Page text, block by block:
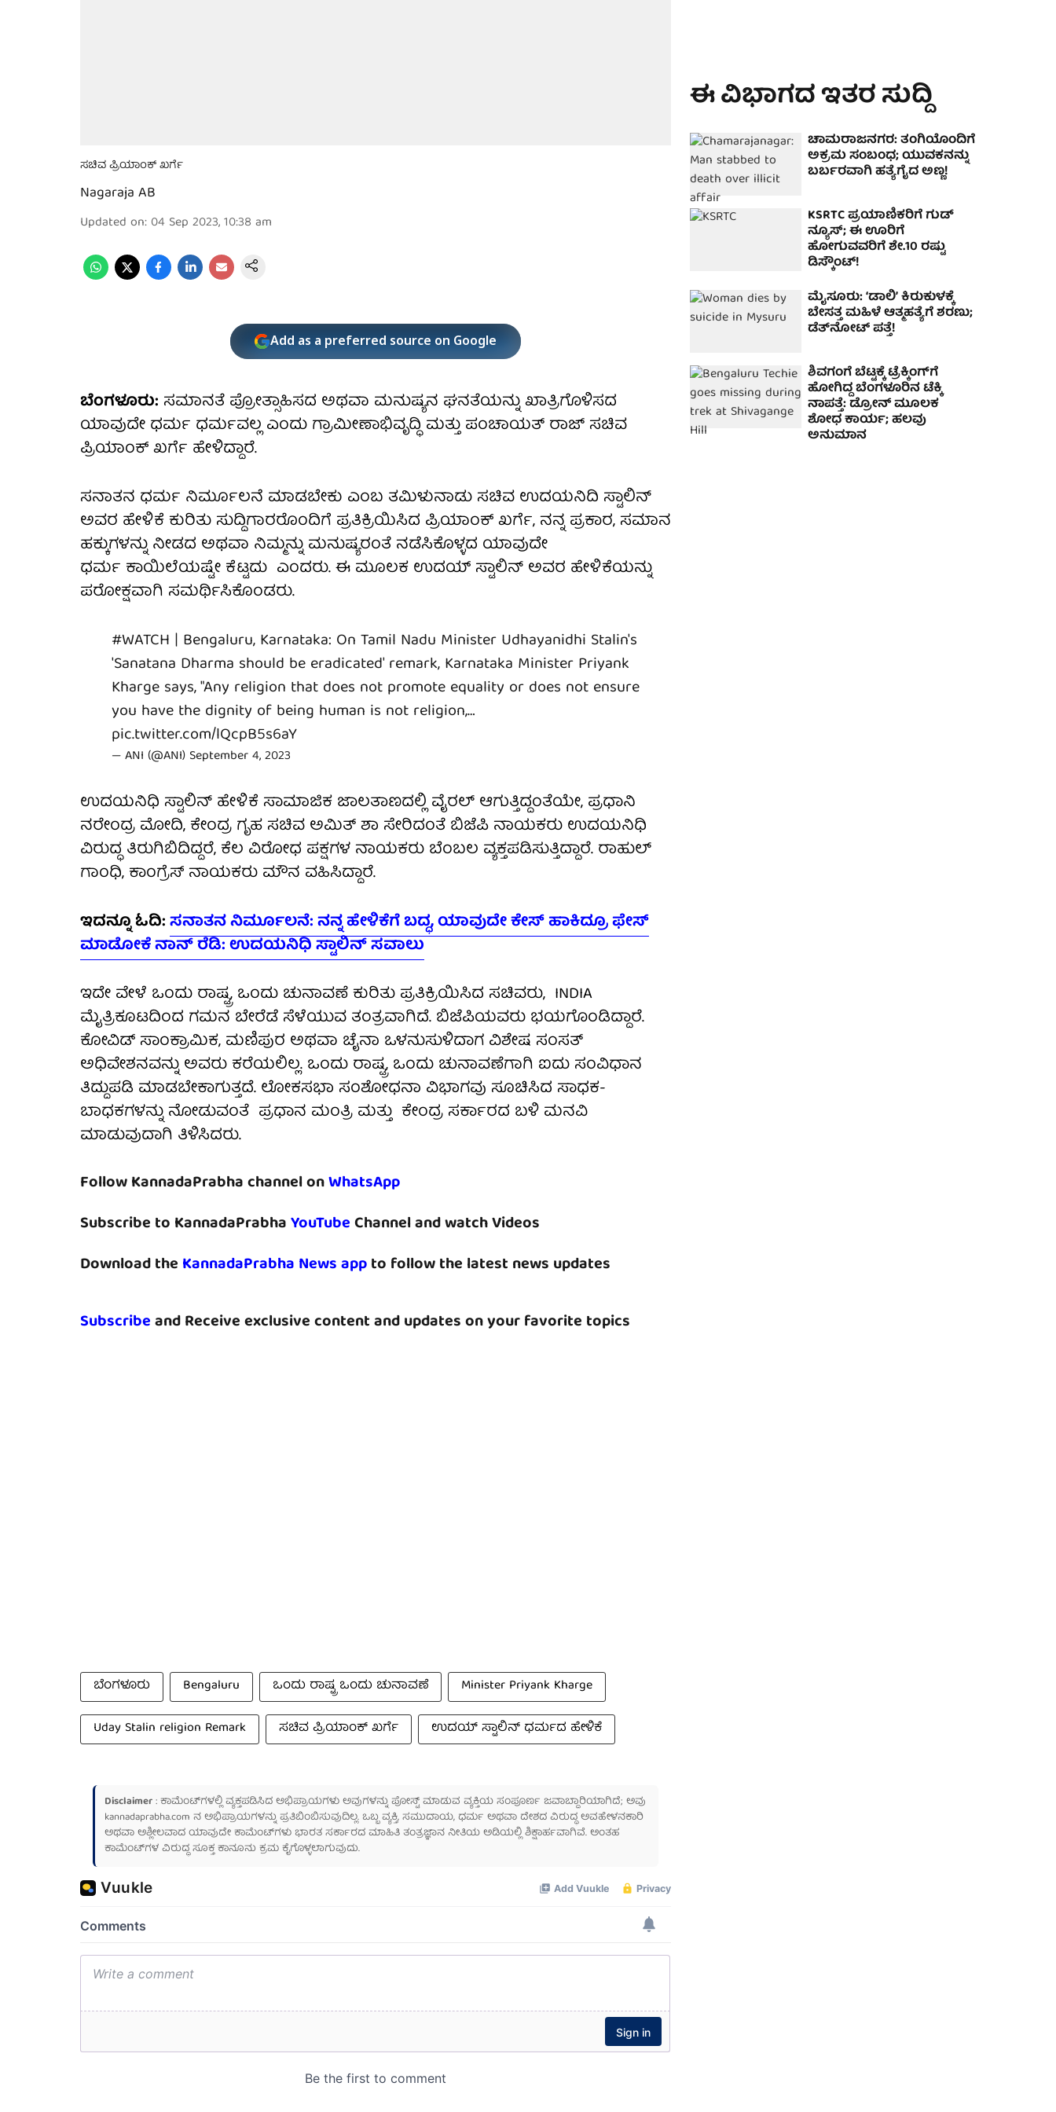
ಸಚಿವ ಪ್ರಿಯಾಂಕ್ ಖರ್ಗೆ
Nagaraja AB
Updated on: 04 Sep 2023, 10:38 am
Add as a preferred source on Google
ಬೆಂಗಳೂರು: ಸಮಾನತೆ ಪ್ರೋತ್ಸಾಹಿಸದ ಅಥವಾ ಮನುಷ್ಯನ ಘನತೆಯನ್ನು ಖಾತ್ರಿಗೊಳಿಸದ
ಯಾವುದೇ ಧರ್ಮ ಧರ್ಮವಲ್ಲ ಎಂದು ಗ್ರಾಮೀಣಾಭಿವೃದ್ಧಿ ಮತ್ತು ಪಂಚಾಯತ್ ರಾಜ್ ಸಚಿವ
ಪ್ರಿಯಾಂಕ್ ಖರ್ಗೆ ಹೇಳಿದ್ದಾರೆ.
ಸನಾತನ ಧರ್ಮ ನಿರ್ಮೂಲನೆ ಮಾಡಬೇಕು ಎಂಬ ತಮಿಳುನಾಡು ಸಚಿವ ಉದಯನಿದಿ ಸ್ಟಾಲಿನ್
ಅವರ ಹೇಳಿಕೆ ಕುರಿತು ಸುದ್ದಿಗಾರರೊಂದಿಗೆ ಪ್ರತಿಕ್ರಿಯಿಸಿದ ಪ್ರಿಯಾಂಕ್ ಖರ್ಗೆ, ನನ್ನ ಪ್ರಕಾರ, ಸಮಾನ
ಹಕ್ಕುಗಳನ್ನು ನೀಡದ ಅಥವಾ ನಿಮ್ಮನ್ನು ಮನುಷ್ಯರಂತೆ ನಡೆಸಿಕೊಳ್ಳದ ಯಾವುದೇ
ಧರ್ಮ ಕಾಯಿಲೆಯಷ್ಟೇ ಕೆಟ್ಟದು ಎಂದರು. ಈ ಮೂಲಕ ಉದಯ್ ಸ್ಟಾಲಿನ್ ಅವರ ಹೇಳಿಕೆಯನ್ನು
ಪರೋಕ್ಷವಾಗಿ ಸಮರ್ಥಿಸಿಕೊಂಡರು.
#WATCH | Bengaluru, Karnataka: On Tamil Nadu Minister Udhayanidhi Stalin's
'Sanatana Dharma should be eradicated' remark, Karnataka Minister Priyank
Kharge says, "Any religion that does not promote equality or does not ensure
you have the dignity of being human is not religion,…
pic.twitter.com/lQcpB5s6aY
— ANI (@ANI) September 4, 2023
ಉದಯನಿಧಿ ಸ್ಟಾಲಿನ್ ಹೇಳಿಕೆ ಸಾಮಾಜಿಕ ಜಾಲತಾಣದಲ್ಲಿ ವೈರಲ್ ಆಗುತ್ತಿದ್ದಂತೆಯೇ, ಪ್ರಧಾನಿ
ನರೇಂದ್ರ ಮೋದಿ, ಕೇಂದ್ರ ಗೃಹ ಸಚಿವ ಅಮಿತ್ ಶಾ ಸೇರಿದಂತೆ ಬಿಜೆಪಿ ನಾಯಕರು ಉದಯನಿಧಿ
ವಿರುದ್ಧ ತಿರುಗಿಬಿದಿದ್ದರೆ, ಕೆಲ ವಿರೋಧ ಪಕ್ಷಗಳ ನಾಯಕರು ಬೆಂಬಲ ವ್ಯಕ್ತಪಡಿಸುತ್ತಿದ್ದಾರೆ. ರಾಹುಲ್
ಗಾಂಧಿ, ಕಾಂಗ್ರೆಸ್ ನಾಯಕರು ಮೌನ ವಹಿಸಿದ್ದಾರೆ.
ಇದನ್ನೂ ಓದಿ:ಸನಾತನ ನಿರ್ಮೂಲನೆ: ನನ್ನ ಹೇಳಿಕೆಗೆ ಬದ್ಧ, ಯಾವುದೇ ಕೇಸ್ ಹಾಕಿದ್ರೂ ಫೇಸ್
ಮಾಡೋಕೆ ನಾನ್ ರೆಡಿ: ಉದಯನಿಧಿ ಸ್ಟಾಲಿನ್ ಸವಾಲು
ಇದೇ ವೇಳೆ ಒಂದು ರಾಷ್ಟ್ರ, ಒಂದು ಚುನಾವಣೆ ಕುರಿತು ಪ್ರತಿಕ್ರಿಯಿಸಿದ ಸಚಿವರು, INDIA
ಮೈತ್ರಿಕೂಟದಿಂದ ಗಮನ ಬೇರೆಡೆ ಸೆಳೆಯುವ ತಂತ್ರವಾಗಿದೆ. ಬಿಜೆಪಿಯವರು ಭಯಗೊಂಡಿದ್ದಾರೆ.
ಕೋವಿಡ್ ಸಾಂಕ್ರಾಮಿಕ, ಮಣಿಪುರ ಅಥವಾ ಚೈನಾ ಒಳನುಸುಳಿದಾಗ ವಿಶೇಷ ಸಂಸತ್
ಅಧಿವೇಶನವನ್ನು ಅವರು ಕರೆಯಲಿಲ್ಲ. ಒಂದು ರಾಷ್ಟ್ರ, ಒಂದು ಚುನಾವಣೆಗಾಗಿ ಐದು ಸಂವಿಧಾನ
ತಿದ್ದುಪಡಿ ಮಾಡಬೇಕಾಗುತ್ತದೆ. ಲೋಕಸಭಾ ಸಂಶೋಧನಾ ವಿಭಾಗವು ಸೂಚಿಸಿದ ಸಾಧಕ-
ಬಾಧಕಗಳನ್ನು ನೋಡುವಂತೆ ಪ್ರಧಾನ ಮಂತ್ರಿ ಮತ್ತು ಕೇಂದ್ರ ಸರ್ಕಾರದ ಬಳಿ ಮನವಿ
ಮಾಡುವುದಾಗಿ ತಿಳಿಸಿದರು.
Follow KannadaPrabha channel onWhatsApp
Subscribe to KannadaPrabhaYouTubeChannel and watch Videos
Download the KannadaPrabha News appto follow the latest news updates
Subscribeand Receive exclusive content and updates on your favorite topics
ಬೆಂಗಳೂರು Bengaluru ಒಂದು ರಾಷ್ಟ್ರ ಒಂದು ಚುನಾವಣೆ
Minister Priyank Kharge
Uday Stalin religion Remark
ಸಚಿವ ಪ್ರಿಯಾಂಕ್ ಖರ್ಗೆ ಉದಯ್ ಸ್ಟಾಲಿನ್ ಧರ್ಮದ ಹೇಳಿಕೆ
Disclaimer: ಕಾಮೆಂಟ್‌ಗಳಲ್ಲಿ ವ್ಯಕ್ತಪಡಿಸಿದ ಅಭಿಪ್ರಾಯಗಳು ಅವುಗಳನ್ನು ಪೋಸ್ಟ್ ಮಾಡುವ ವ್ಯಕ್ತಿಯ ಸಂಪೂರ್ಣ ಜವಾಬ್ದಾರಿಯಾಗಿದೆ; ಅವು
kannadaprabha.com ನ ಅಭಿಪ್ರಾಯಗಳನ್ನು ಪ್ರತಿಬಿಂಬಿಸುವುದಿಲ್ಲ. ಒಬ್ಬ ವ್ಯಕ್ತಿ, ಸಮುದಾಯ, ಧರ್ಮ ಅಥವಾ ದೇಶದ ವಿರುದ್ಧ ಅವಹೇಳನಕಾರಿ
ಅಥವಾ ಅಶ್ಲೀಲವಾದ ಯಾವುದೇ ಕಾಮೆಂಟ್‌ಗಳು ಭಾರತ ಸರ್ಕಾರದ ಮಾಹಿತಿ ತಂತ್ರಜ್ಞಾನ ನೀತಿಯ ಅಡಿಯಲ್ಲಿ ಶಿಕ್ಷಾರ್ಹವಾಗಿವೆ. ಅಂತಹ
ಕಾಮೆಂಟ್‌ಗಳ ವಿರುದ್ಧ ಸೂಕ್ತ ಕಾನೂನು ಕ್ರಮ ಕೈಗೊಳ್ಳಲಾಗುವುದು.
ಈ ವಿಭಾಗದ ಇತರ ಸುದ್ದಿ
ಚಾಮರಾಜನಗರ: ತಂಗಿಯೊಂದಿಗೆ
ಅಕ್ರಮ ಸಂಬಂಧ; ಯುವಕನನ್ನು
ಬರ್ಬರವಾಗಿ ಹತ್ಯೆಗೈದ ಅಣ್ಣ!
KSRTC ಪ್ರಯಾಣಿಕರಿಗೆ ಗುಡ್
ನ್ಯೂಸ್; ಈ ಊರಿಗೆ
ಹೋಗುವವರಿಗೆ ಶೇ.10 ರಷ್ಟು
ಡಿಸ್ಕೌಂಟ್!
ಮೈಸೂರು: ʻಡಾಲಿʼ ಕಿರುಕುಳಕ್ಕೆ
ಬೇಸತ್ತ ಮಹಿಳೆ ಆತ್ಮಹತ್ಯೆಗೆ ಶರಣು;
ಡೆತ್‌ನೋಟ್‌ ಪತ್ತೆ!
ಶಿವಗಂಗೆ ಬೆಟ್ಟಕ್ಕೆ ಟ್ರೆಕ್ಕಿಂಗ್‌ಗೆ
ಹೋಗಿದ್ದ ಬೆಂಗಳೂರಿನ ಟೆಕ್ಕಿ
ನಾಪತ್ತೆ: ಡ್ರೋನ್ ಮೂಲಕ
ಶೋಧ ಕಾರ್ಯ; ಹಲವು
ಅನುಮಾನ